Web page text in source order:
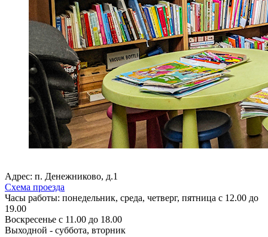
Адрес: п. Денежниково, д.1
Схема проезда
Часы работы: понедельник, среда, четверг, пятница с 12.00 до
19.00
Воскресенье с 11.00 до 18.00
Выходной - суббота, вторник